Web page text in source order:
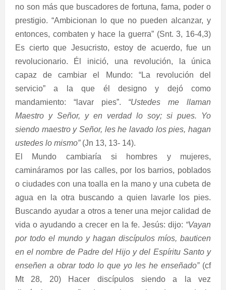
no son más que buscadores de fortuna, fama, poder o
prestigio. “Ambicionan lo que no pueden alcanzar, y
entonces, combaten y hace la guerra” (Snt. 3, 16-4,3)
Es cierto que Jesucristo, estoy de acuerdo, fue un
revolucionario. Él inició, una revolución, la única
capaz de cambiar el Mundo: “La revolución del
servicio” a la que él designo y dejó como
mandamiento: “lavar pies”. “Ustedes me llaman
Maestro y Señor, y en verdad lo soy; si pues. Yo
siendo maestro y Señor, les he lavado los pies, hagan
ustedes lo mismo” (Jn 13, 13- 14).
El Mundo cambiaría si hombres y mujeres,
camináramos por las calles, por los barrios, poblados
o ciudades con una toalla en la mano y una cubeta de
agua en la otra buscando a quien lavarle los pies.
Buscando ayudar a otros a tener una mejor calidad de
vida o ayudando a crecer en la fe. Jesús: dijo: “Vayan
por todo el mundo y hagan discípulos míos, bauticen
en el nombre de Padre del Hijo y del Espíritu Santo y
enseñen a obrar todo lo que yo les he enseñado”(cf
Mt 28, 20) Hacer discípulos siendo a la vez